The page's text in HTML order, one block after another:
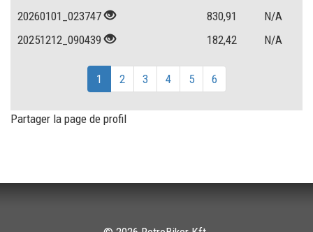
20260101_023747
830,91
N/A
20251212_090439
182,42 N/A
1 2 3 4 5 6
Partager la page de profil